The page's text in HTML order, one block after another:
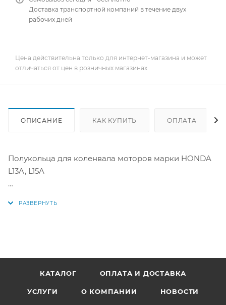
Доставка транспортной компаний в течение двух
рабочих дней
Цена действительна только для интернет-магазина и может
отличаться от цен в розничных магазинах
ОПИСАНИЕ КАК КУПИТЬ ОПЛАТА
Полукольца для коленвала моторов марки HONDA
L13A, L15A
КАТАЛОГ ОПЛАТА И ДОСТАВКА
УСЛУГИ О КОМПАНИИ НОВОСТИ